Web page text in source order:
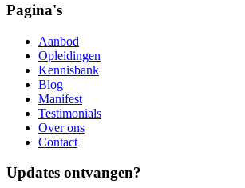
Pagina's
Aanbod
Opleidingen
Kennisbank
Blog
Manifest
Testimonials
Over ons
Contact
Updates ontvangen?